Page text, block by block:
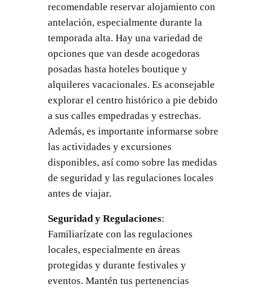
recomendable reservar alojamiento con
antelación, especialmente durante la
temporada alta. Hay una variedad de
opciones que van desde acogedoras
posadas hasta hoteles boutique y
alquileres vacacionales. Es aconsejable
explorar el centro histórico a pie debido
a sus calles empedradas y estrechas.
Además, es importante informarse sobre
las actividades y excursiones
disponibles, así como sobre las medidas
de seguridad y las regulaciones locales
antes de viajar.
Seguridad y Regulaciones:
Familiarízate con las regulaciones
locales, especialmente en áreas
protegidas y durante festivales y
eventos. Mantén tus pertenencias